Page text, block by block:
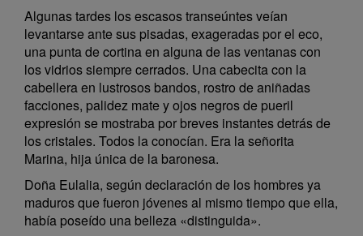
Algunas tardes los escasos transeúntes veían
levantarse ante sus pisadas, exageradas por el eco,
una punta de cortina en alguna de las ventanas con
los vidrios siempre cerrados. Una cabecita con la
cabellera en lustrosos bandos, rostro de aniñadas
facciones, palidez mate y ojos negros de pueril
expresión se mostraba por breves instantes detrás de
los cristales. Todos la conocían. Era la señorita
Marina, hija única de la baronesa.
Doña Eulalia, según declaración de los hombres ya
maduros que fueron jóvenes al mismo tiempo que ella,
había poseído una belleza «distinguida».